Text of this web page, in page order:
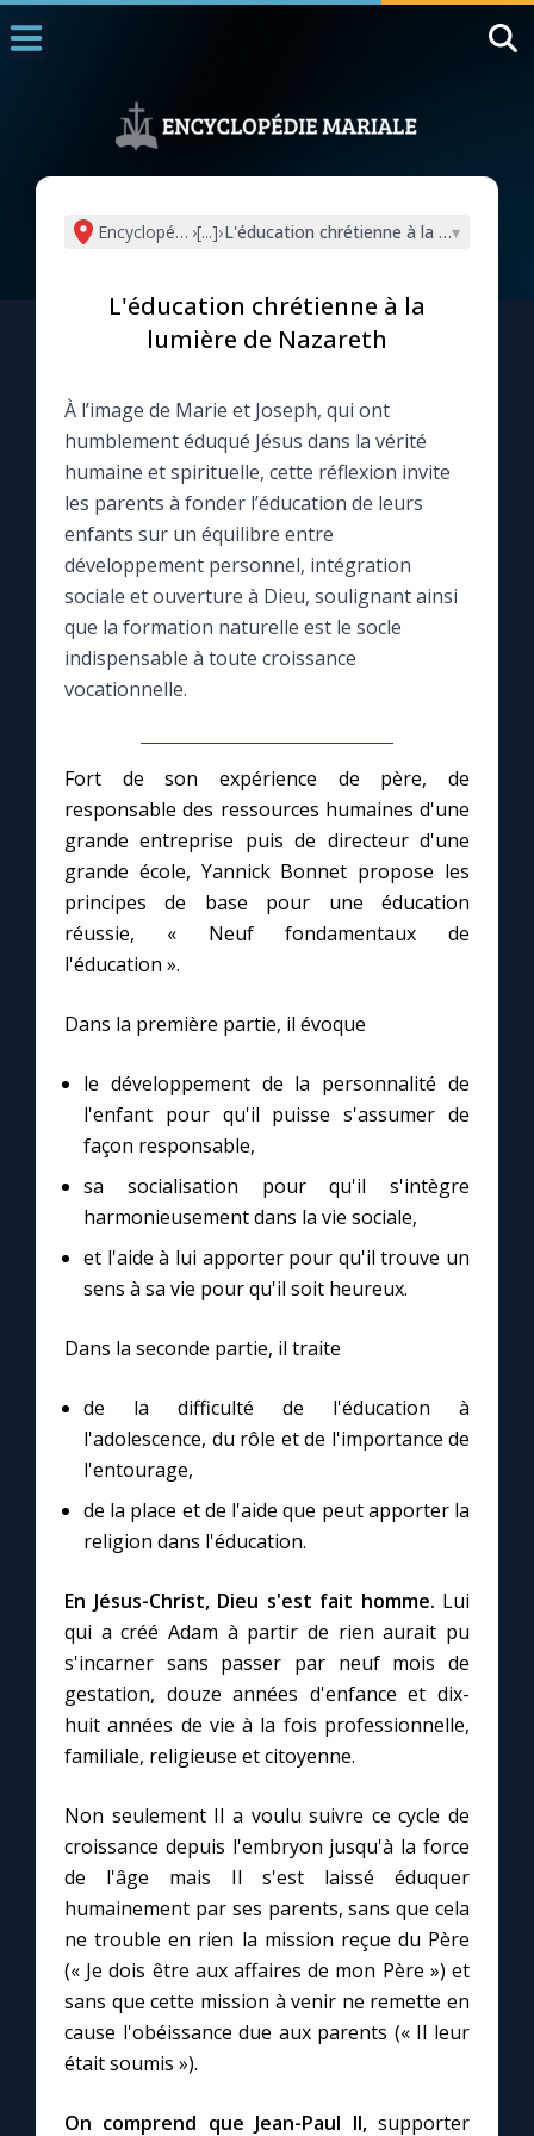
L'actualité de la semaine
La newsletter
La vidéo de la semaine
Le compte Tiktok
Le magazine
Questions-réponses
Prier au quotidien
Avec Thérèse de Lisieux
Marie qui défait les nœuds
Me consacrer à Jésus par Marie
Mes intentions de prière
Une Minute avec Marie
Une neuvaine
1000 Raisons de Croire
Chapelet pour le monde
Contact
Faire un don
Marie de Nazareth
Encyclopédie mariale
›[...]›L'éducation chrétienne à la lumière de
▾
L'éducation chrétienne à la
lumière de Nazareth
À l’image de Marie et Joseph, qui ont
humblement éduqué Jésus dans la vérité
humaine et spirituelle, cette réflexion invite
les parents à fonder l’éducation de leurs
enfants sur un équilibre entre
développement personnel, intégration
sociale et ouverture à Dieu, soulignant ainsi
que la formation naturelle est le socle
indispensable à toute croissance
vocationnelle.
Fort de son expérience de père, de
responsable des ressources humaines d'une
grande entreprise puis de directeur d'une
grande école, Yannick Bonnet propose les
principes de base pour une éducation
réussie, « Neuf fondamentaux de
l'éducation ».
Dans la première partie, il évoque
le développement de la personnalité de
l'enfant pour qu'il puisse s'assumer de
façon responsable,
sa socialisation pour qu'il s'intègre
harmonieusement dans la vie sociale,
et l'aide à lui apporter pour qu'il trouve un
sens à sa vie pour qu'il soit heureux.
Dans la seconde partie, il traite
de la difficulté de l'éducation à
l'adolescence, du rôle et de l'importance de
l'entourage,
de la place et de l'aide que peut apporter la
religion dans l'éducation.
En Jésus-Christ, Dieu s'est fait homme. Lui
qui a créé Adam à partir de rien aurait pu
s'incarner sans passer par neuf mois de
gestation, douze années d'enfance et dix-
huit années de vie à la fois professionnelle,
familiale, religieuse et citoyenne.
Non seulement Il a voulu suivre ce cycle de
croissance depuis l'embryon jusqu'à la force
de l'âge mais Il s'est laissé éduquer
humainement par ses parents, sans que cela
ne trouble en rien la mission reçue du Père
(« Je dois être aux affaires de mon Père ») et
sans que cette mission à venir ne remette en
cause l'obéissance due aux parents (« Il leur
était soumis »).
On comprend que Jean-Paul II,supporter